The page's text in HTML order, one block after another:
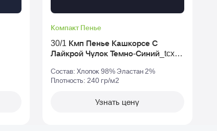
Компакт Пенье
30/1 Кмп Пенье Кашкорсе С
Лайкрой Чулок Темно-Синий_tcx-
Состав: Хлопок 98% Эластан 2%
Плотность: 240 гр/м2
Узнать цену